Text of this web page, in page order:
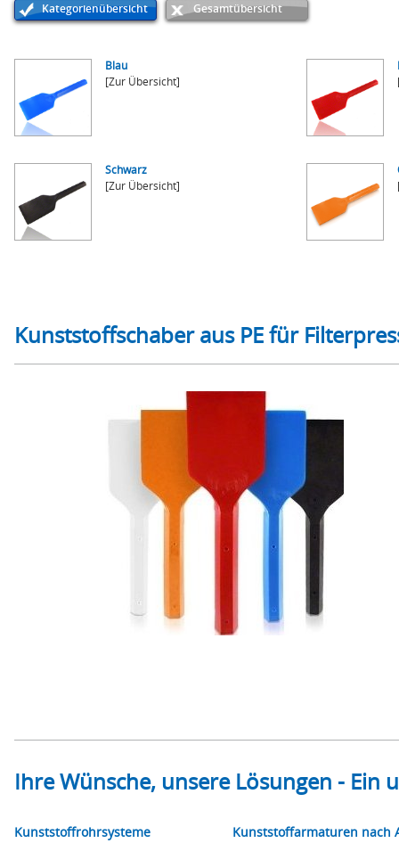
Kategorienübersicht Gesamtübersicht
Blau
[Zur Übersicht]
Schwarz
[Zur Übersicht]
Kunststoffschaber aus PE für
Ihre Wünsche, unsere Lösungen -
Kunststoffrohrsysteme Kunststoffarmaturen nach